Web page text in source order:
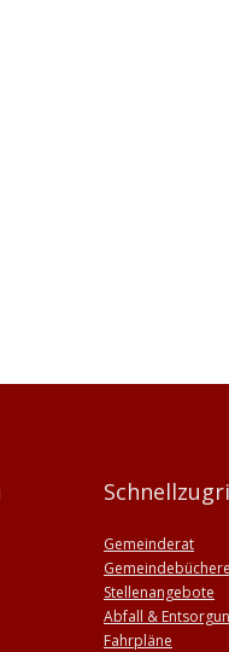
Gemeinderat
Stellenangebote
Abfall &
Fahrpläne